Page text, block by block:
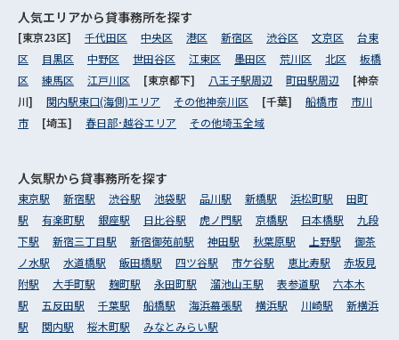
人気エリアから貸事務所を探す
[東京23区] 千代田区 中央区 港区 新宿区 渋谷区 文京区
台東
区
目黒区 中野区 世田谷区 江東区 墨田区 荒川区 北区
板橋
区
練馬区 江戸川区 [東京都下] 八王子駅周辺 町田駅周辺
[神奈
川] 関内駅東口(海側)エリア その他神奈川区 [千葉] 船橋市
市川
市
[埼玉] 春日部･越谷エリア その他埼玉全域
人気駅から貸事務所を探す
東京駅 新宿駅 渋谷駅 池袋駅 品川駅 新橋駅 浜松町駅
田町
駅
有楽町駅 銀座駅 日比谷駅 虎ノ門駅 京橋駅 日本橋駅
九段
下駅
新宿三丁目駅 新宿御苑前駅 神田駅 秋葉原駅 上野駅
御茶
ノ水駅
水道橋駅 飯田橋駅 四ツ谷駅 市ケ谷駅 恵比寿駅
赤坂見
附駅
大手町駅 麹町駅 永田町駅 溜池山王駅 表参道駅
六本木
駅
五反田駅 千葉駅 船橋駅 海浜幕張駅 横浜駅 川崎駅
新横浜
駅
関内駅 桜木町駅 みなとみらい駅